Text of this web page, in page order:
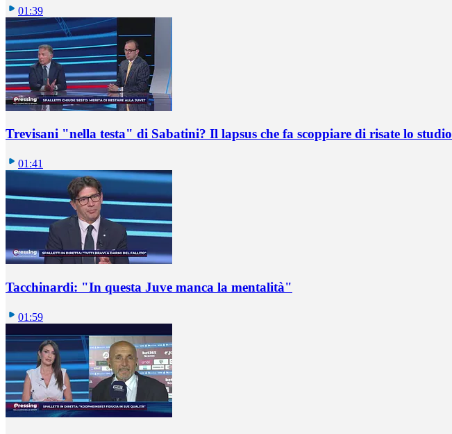
01:39
Trevisani "nella testa" di Sabatini? Il lapsus che fa scoppiare di risate lo studio
01:41
Tacchinardi: "In questa Juve manca la mentalità"
01:59